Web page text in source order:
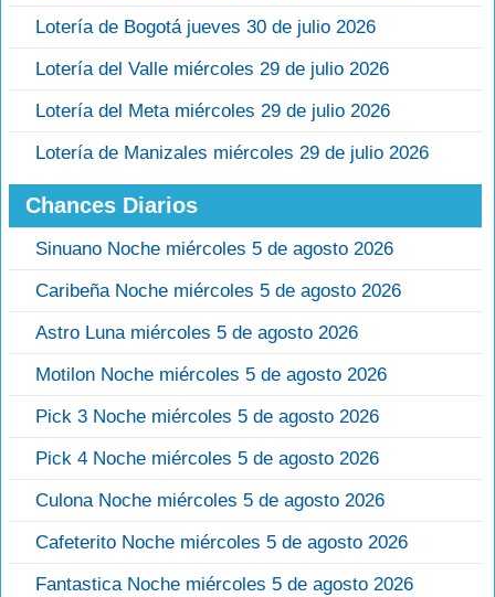
Lotería de Bogotá jueves 30 de julio 2026
Lotería del Valle miércoles 29 de julio 2026
Lotería del Meta miércoles 29 de julio 2026
Lotería de Manizales miércoles 29 de julio 2026
Chances Diarios
Sinuano Noche miércoles 5 de agosto 2026
Caribeña Noche miércoles 5 de agosto 2026
Astro Luna miércoles 5 de agosto 2026
Motilon Noche miércoles 5 de agosto 2026
Pick 3 Noche miércoles 5 de agosto 2026
Pick 4 Noche miércoles 5 de agosto 2026
Culona Noche miércoles 5 de agosto 2026
Cafeterito Noche miércoles 5 de agosto 2026
Fantastica Noche miércoles 5 de agosto 2026